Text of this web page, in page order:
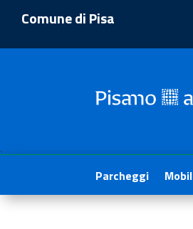
Comune di Pisa
1
Parcheggi